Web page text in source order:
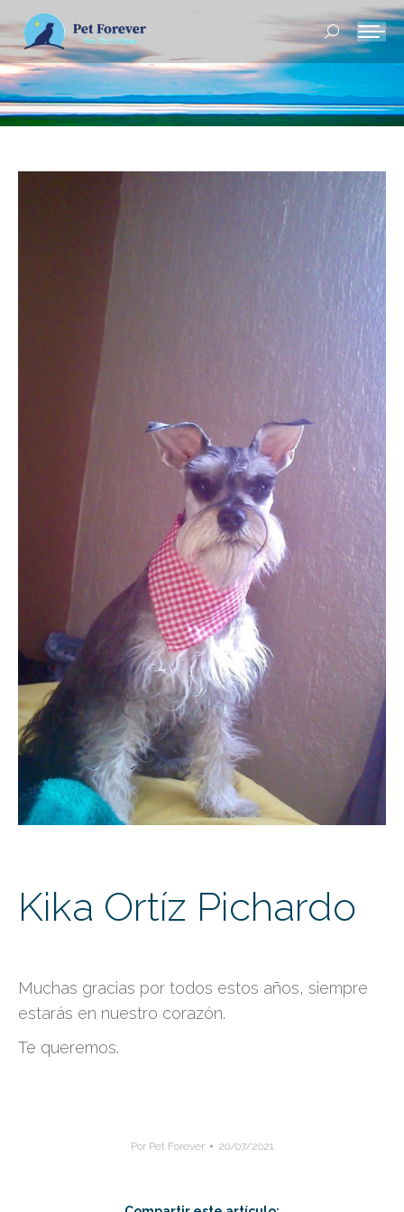
Buscar:
Kika Ortíz Pichardo
Muchas gracias por todos estos años, siempre
estarás en nuestro corazón.
Te queremos.
Por Pet Forever 20/07/2021